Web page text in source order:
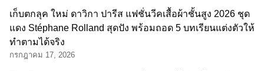
เก็บตกลุค ใหม่ ดาวิกา ปารีส แฟชั่นวีคเสื้อผ้าชั้นสูง 2026 ชุด
แดง Stéphane Rolland สุดปัง พร้อมถอด 5 บทเรียนแต่งตัวให้
ทำตามได้จริง
กรกฎาคม 17, 2026